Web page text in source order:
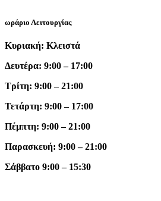
ωράριο Λειτουργίας
Κυριακή: Κλειστά
Δευτέρα: 9:00 – 17:00
Τρίτη: 9:00 – 21:00
Τετάρτη: 9:00 – 17:00
Πέμπτη: 9:00 – 21:00
Παρασκευή: 9:00 – 21:00
Σάββατο 9:00 – 15:30